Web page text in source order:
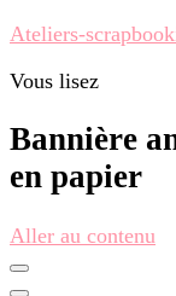
Ateliers-
Vous lisez
Bannière
en papier
Aller au contenu